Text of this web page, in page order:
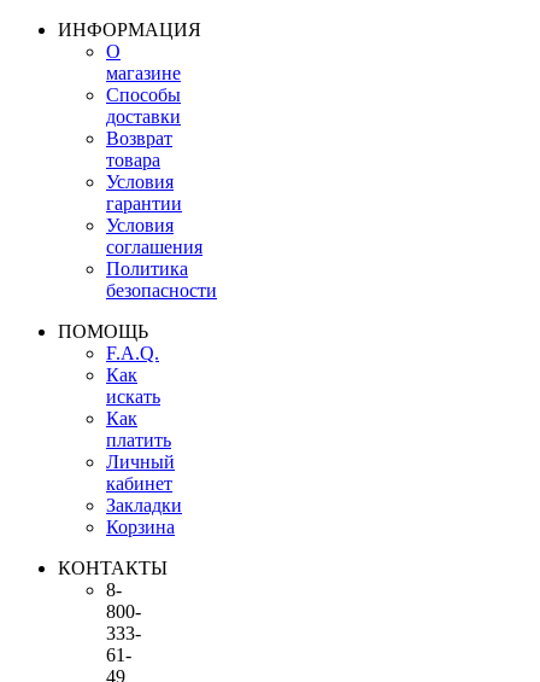
ИНФОРМАЦИЯ
О
магазине
Способы
доставки
Возврат
товара
Условия
гарантии
Условия
соглашения
Политика
безопасности
ПОМОЩЬ
F.A.Q.
Как
искать
Как
платить
Личный
кабинет
Закладки
Корзина
КОНТАКТЫ
8-
800-
333-
61-
49